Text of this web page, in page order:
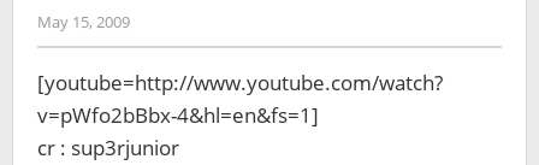
May 15, 2009by
Koreanindo
[youtube=http://www.youtube.com/watch?
v=pWfo2bBbx-4&hl=en&fs=1]
cr : sup3rjunior